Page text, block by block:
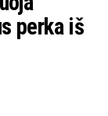
perka iš